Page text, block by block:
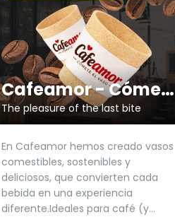
Cafeamor - Cómete el vaso
The pleasure of the last bite
En Cafeamor hemos creado vasos
comestibles, sostenibles y
deliciosos, que convierten cada
bebida en una experiencia
diferente.Ideales para café (y...